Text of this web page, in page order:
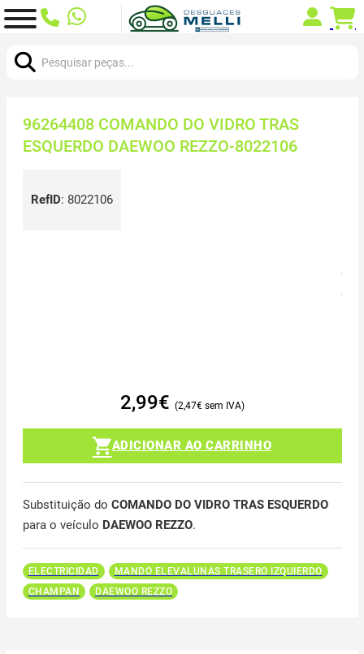
96264408 COMANDO DO VIDRO TRAS
ESQUERDO DAEWOO REZZO-8022106
RefID: 8022106
2,99€ 2,47€
ADICIONAR AO CARRINHO
Substituição do COMANDO DO VIDRO TRAS ESQUERDO
para o veículo DAEWOO REZZO.
ELECTRICIDAD
MANDO ELEVALUNAS TRASERO IZQUIERDO
CHAMPAN
DAEWOO REZZO